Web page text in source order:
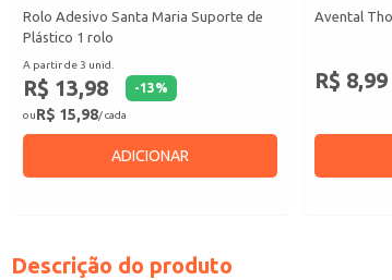
Rolo Adesivo Santa Maria Suporte de
Plástico 1 rolo
A partir de 3 unid.
R$ 13,98 -13%
ouR$ 15,98/ cada
ADICIONAR
Avental
R$ 8,99
Descrição do produto